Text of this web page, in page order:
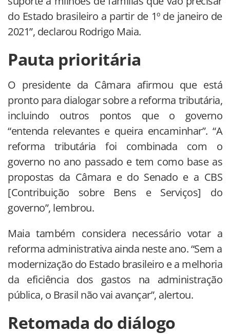
do Estado brasileiro a partir de 1º de janeiro de
2021”, declarou Rodrigo Maia.
Pauta prioritária
O presidente da Câmara afirmou que está
pronto para dialogar sobre a reforma tributária,
incluindo outros pontos que o governo
“entenda relevantes e queira encaminhar”. “A
reforma tributária foi combinada com o
governo no ano passado e tem como base as
propostas da Câmara e do Senado e a CBS
[Contribuição sobre Bens e Serviços] do
governo”, lembrou.
Maia também considera necessário votar a
reforma administrativa ainda neste ano. “Sem a
modernização do Estado brasileiro e a melhoria
da eficiência dos gastos na administração
pública, o Brasil não vai avançar”, alertou.
Retomada do diálogo